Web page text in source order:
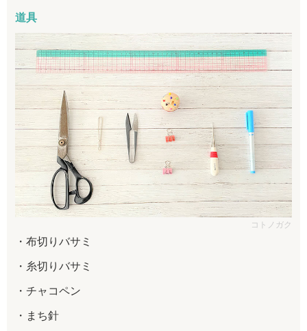
道具
コトノガク
布切りバサミ
糸切りバサミ
チャコペン
まち針